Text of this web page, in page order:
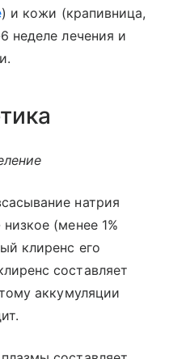
) и кожи (крапивница,
неделе лечения и
натрия
(менее 1%
клиренс его
составляет
аккумуляции